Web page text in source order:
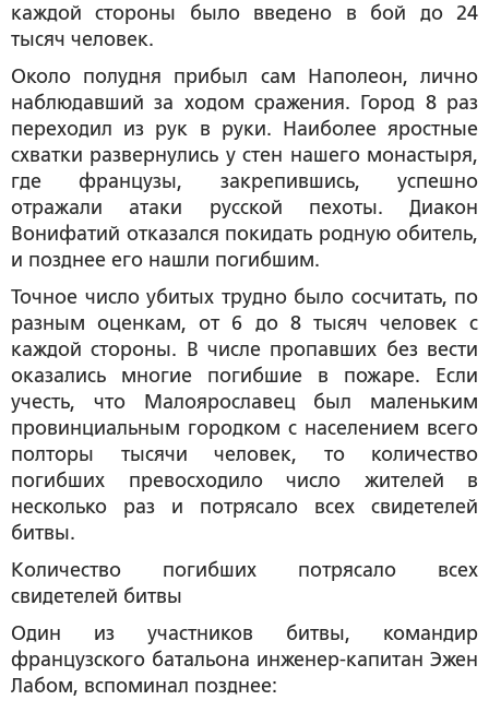
каждой стороны было введено в бой до 24
тысяч человек.
Около полудня прибыл сам Наполеон, лично
наблюдавший за ходом сражения. Город 8 раз
переходил из рук в руки. Наиболее яростные
схватки развернулись у стен нашего монастыря,
где французы, закрепившись, успешно
отражали атаки русской пехоты. Диакон
Вонифатий отказался покидать родную обитель,
и позднее его нашли погибшим.
Точное число убитых трудно было сосчитать, по
разным оценкам, от 6 до 8 тысяч человек с
каждой стороны. В числе пропавших без вести
оказались многие погибшие в пожаре. Если
учесть, что Малоярославец был маленьким
провинциальным городком с населением всего
полторы тысячи человек, то количество
погибших превосходило число жителей в
несколько раз и потрясало всех свидетелей
битвы.
Количество погибших потрясало всех
свидетелей битвы
Один из участников битвы, командир
французского батальона инженер-капитан Эжен
Лабом, вспоминал позднее: